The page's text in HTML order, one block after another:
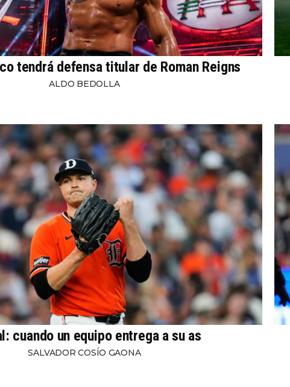
tendrá defensa titular de Roman Reigns
ALDO BEDOLLA
cuando un equipo entrega a su as
SALVADOR COSÍO GAONA